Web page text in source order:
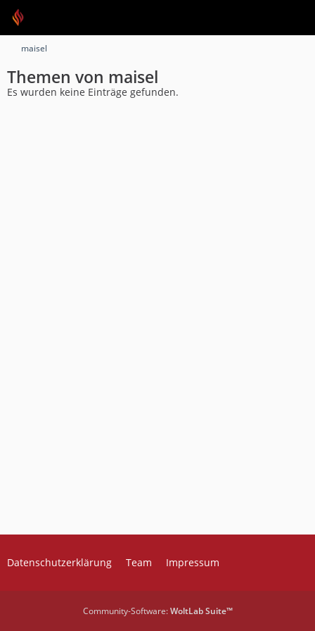
maisel
Themen von maisel
Es wurden keine Einträge gefunden.
Datenschutzerklärung Team Impressum
Community-Software:WoltLab Suite™